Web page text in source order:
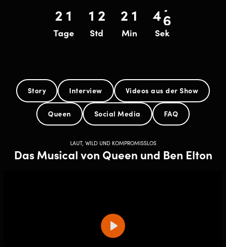
21
2 1
Tage
Tage
12
1 2
Std
Std
21
2 1
minutes
Min
45
46
5
seconds
Sek
Story Interview Videos aus der Show
Queen Social Media FAQ
LAUT, WILD UND KOMPROMISSLOS
Das Musical von Queen und Ben Elton
Play